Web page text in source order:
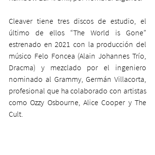
Cleaver tiene tres discos de estudio, el
último de ellos “The World is Gone”
estrenado en 2021 con la producción del
músico Felo Foncea (Alain Johannes Trío,
Dracma) y mezclado por el ingeniero
nominado al Grammy, Germán Villacorta,
profesional que ha colaborado con artistas
como Ozzy Osbourne, Alice Cooper y The
Cult.